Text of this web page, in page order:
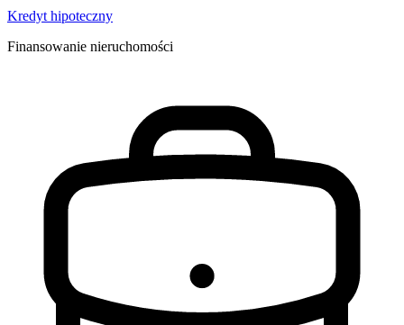
Kredyt hipoteczny
Finansowanie nieruchomości